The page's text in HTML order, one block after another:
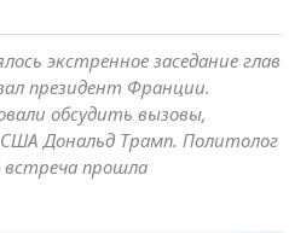
экстренное заседание глав
президент Франции.
обсудить вызовы,
Дональд Трамп. Политолог
прошла